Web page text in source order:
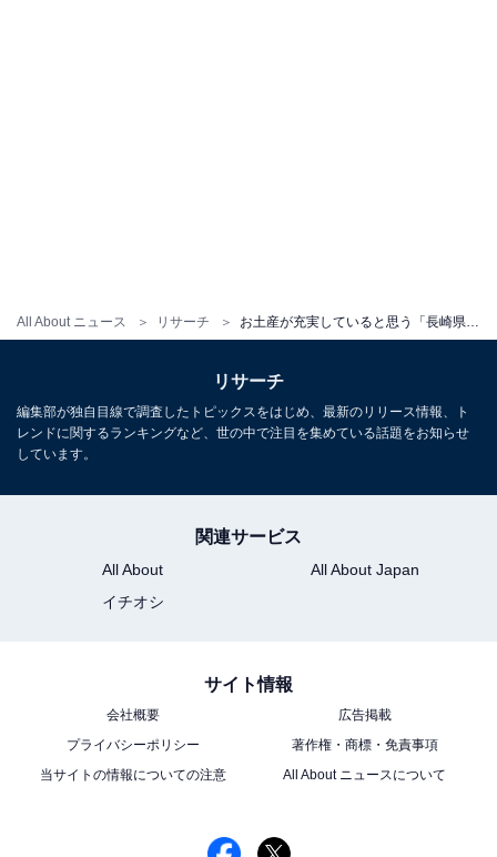
All About ニュース リサーチ
リサーチ
編集部が独自目線で調査したトピックスをはじめ、最新のリリース情報、ト
レンドに関するランキングなど、世の中で注目を集めている話題をお知らせ
しています。
関連サービス
All About
All About Japan
イチオシ
サイト情報
会社概要
広告掲載
プライバシーポリシー
著作権・商標・免責事項
当サイトの情報についての注意
All About ニュースについて